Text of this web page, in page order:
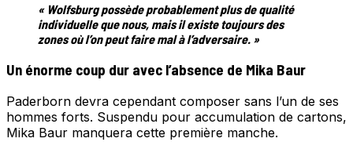
« Wolfsburg possède probablement plus de qualité
individuelle que nous, mais il existe toujours des
zones où l’on peut faire mal à l’adversaire. »
Un énorme coup dur avec l’absence de Mika Baur
Paderborn devra cependant composer sans l’un de ses
hommes forts. Suspendu pour accumulation de cartons,
Mika Baur manquera cette première manche.